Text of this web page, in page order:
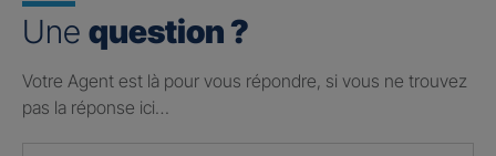
Une question ?
Votre Agent est là pour vous répondre, si vous ne trouvez
pas la réponse ici…